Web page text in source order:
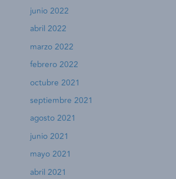
junio 2022
abril 2022
marzo 2022
febrero 2022
octubre 2021
septiembre 2021
agosto 2021
junio 2021
mayo 2021
abril 2021